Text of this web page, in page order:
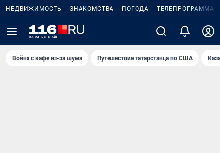
НЕДВИЖИМОСТЬ ЗНАКОМСТВА ПОГОДА ТЕЛЕПРОГРАММА
Война с кафе из-за шума Путешествие татарстанца по США